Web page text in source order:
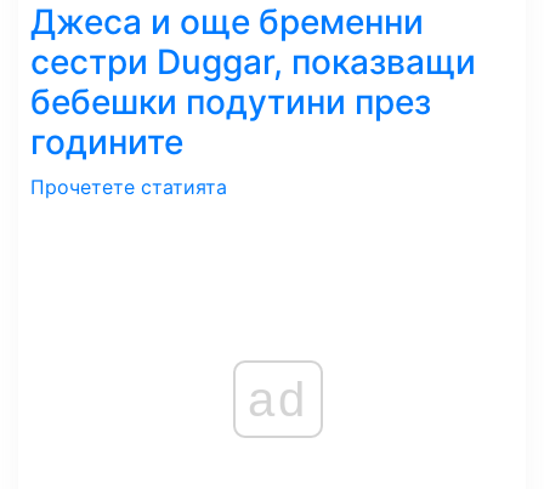
Джеса и още бременни
сестри Duggar, показващи
бебешки подутини през
годините
Прочетете статията
ad